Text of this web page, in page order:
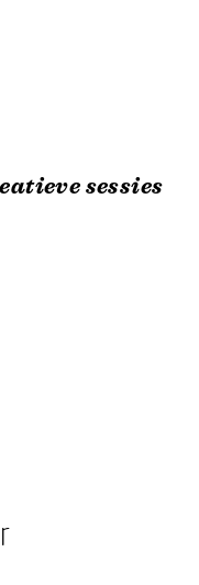
sessies